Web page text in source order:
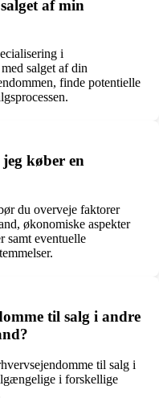
af min
i
salget af din
finde potentielle
køber en
du overveje faktorer
økonomiske aspekter
samt eventuelle
til salg i andre
til salg i
i forskellige